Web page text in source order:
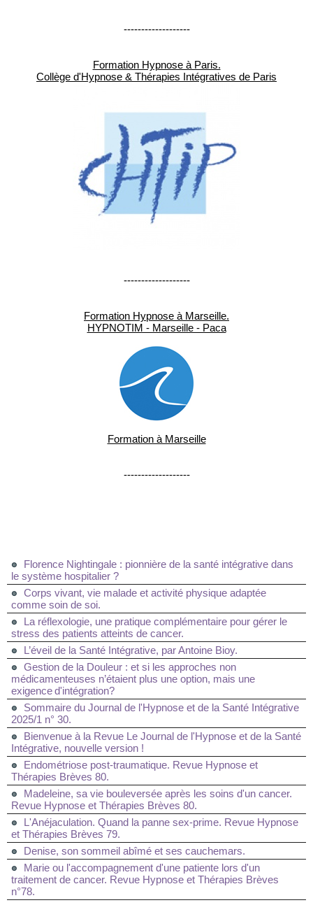
-------------------
Formation Hypnose à Paris.
Collège d'Hypnose & Thérapies Intégratives de Paris
-------------------
Formation Hypnose à Marseille.
HYPNOTIM - Marseille - Paca
Formation à Marseille
-------------------
Florence Nightingale : pionnière de la santé intégrative dans
le système hospitalier ?
Corps vivant, vie malade et activité physique adaptée
comme soin de soi.
La réflexologie, une pratique complémentaire pour gérer le
stress des patients atteints de cancer.
L’éveil de la Santé Intégrative, par Antoine Bioy.
Gestion de la Douleur : et si les approches non
médicamenteuses n’étaient plus une option, mais une
exigence d'intégration?
Sommaire du Journal de l'Hypnose et de la Santé Intégrative
2025/1 n° 30.
Bienvenue à la Revue Le Journal de l'Hypnose et de la Santé
Intégrative, nouvelle version !
Endométriose post-traumatique. Revue Hypnose et
Thérapies Brèves 80.
Madeleine, sa vie bouleversée après les soins d'un cancer.
Revue Hypnose et Thérapies Brèves 80.
L'Anéjaculation. Quand la panne sex-prime. Revue Hypnose
et Thérapies Brèves 79.
Denise, son sommeil abîmé et ses cauchemars.
Marie ou l'accompagnement d'une patiente lors d'un
traitement de cancer. Revue Hypnose et Thérapies Brèves
n°78.